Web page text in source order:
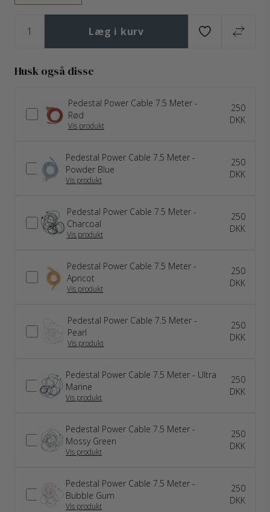
Læg i kurv
Husk også disse
Pedestal Power Cable 7.5 Meter -
Rød
Vis produkt
250
DKK
Pedestal Power Cable 7.5 Meter -
Powder Blue
Vis produkt
250
DKK
Pedestal Power Cable 7.5 Meter -
Charcoal
Vis produkt
250
DKK
Pedestal Power Cable 7.5 Meter -
Apricot
Vis produkt
250
DKK
Pedestal Power Cable 7.5 Meter -
Pearl
Vis produkt
250
DKK
Pedestal Power Cable 7.5 Meter - Ultra
Marine
Vis produkt
250
DKK
Pedestal Power Cable 7.5 Meter -
Mossy Green
Vis produkt
250
DKK
Pedestal Power Cable 7.5 Meter -
Bubble Gum
Vis produkt
250
DKK